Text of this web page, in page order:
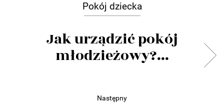
Pokój dziecka
Jak urządzić pokój
młodzieżowy?...
Następny